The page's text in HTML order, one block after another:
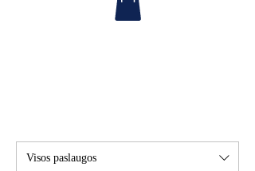
Visos paslaugos